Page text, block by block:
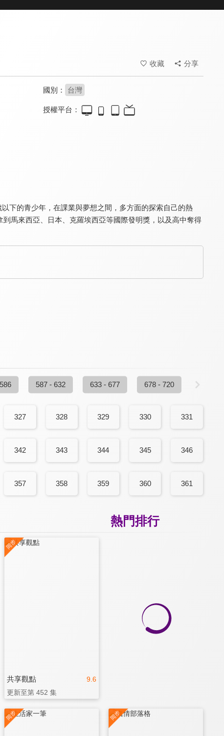
收藏 分享
國別： 台灣
授權平台：
下的青少年，在課業與夢想之間，多方面的探索自己的熱
馬來西亞、日本、克羅埃西亞等國際發明獎，以及高中奪得
587 - 632 633 - 677 678 - 720
327 328 329 330 331
342 343 344 345 346
357 358 359 360 361
熱門排行
9.6
共享觀點
更新至第 452 集